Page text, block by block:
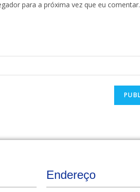
para a próxima vez que eu comentar.
Endereço